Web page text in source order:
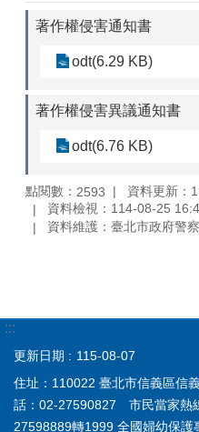
著作權侵害通知書
odt(6.29 KB)
著作權侵害異議通知書
odt(6.76 KB)
點閱數： 2593
資料更新：
資料檢視：114-08-25
資料維護：臺北市政府警
:::
更新日期
115-08-07
住址：110022 臺北市信義區信
話：02-27590827 市民當家熱
27598889轉1999 全國婦幼保護